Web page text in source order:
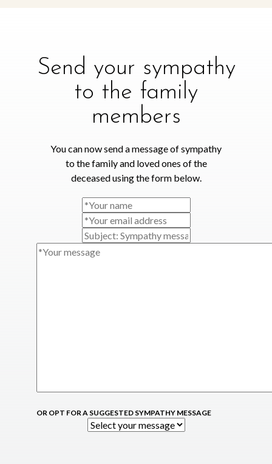
Send your sympathy
to the family
members
You can now send a message of sympathy
to the family and loved ones of the
deceased using the form below.
OR OPT FOR A SUGGESTED SYMPATHY MESSAGE